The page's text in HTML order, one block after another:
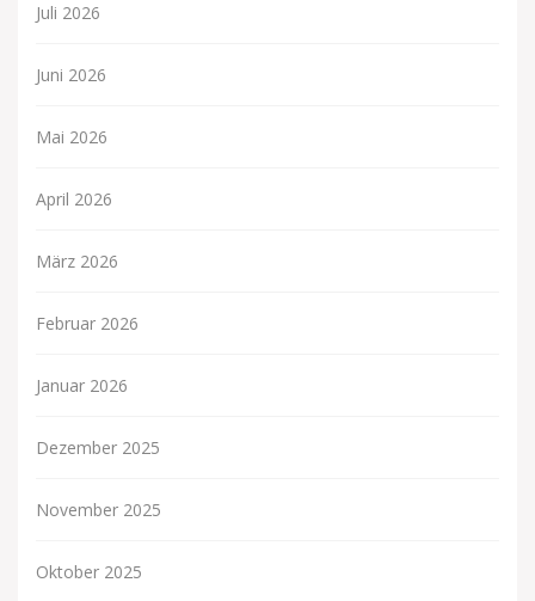
Juli 2026
Juni 2026
Mai 2026
April 2026
März 2026
Februar 2026
Januar 2026
Dezember 2025
November 2025
Oktober 2025